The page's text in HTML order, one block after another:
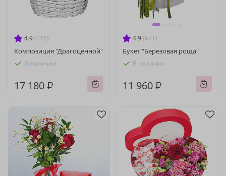
4.9 (116)
Композиция "Драгоценной"
В наличии
17 180 ₽
4.9 (671)
Букет "Березовая роща"
В наличии
11 960 ₽